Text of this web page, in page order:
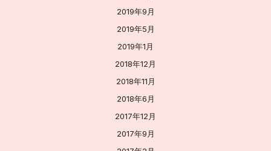
2019年9月
2019年5月
2019年1月
2018年12月
2018年11月
2018年6月
2017年12月
2017年9月